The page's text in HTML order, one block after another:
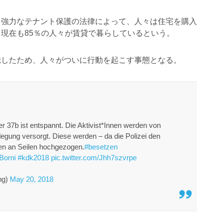
力なテナント保護の法律によって、人々は住宅を購入
在も85％の人々が賃貸で暮らしているという。
たため、人々がついに行動を起こす事態となる。
37b ist entspannt. Die Aktivist*Innen werden von
versorgt. Diese werden – da die Polizei den
an Seilen hochgezogen.#besetzen
#kdk2018 pic.twitter.com/Jhh7szvrpe
May 20, 2018